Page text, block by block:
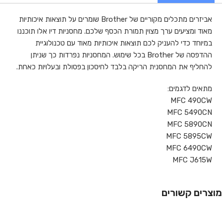
אביזרים מתכלים מקוריים של Brother שומרים על תוצאות איכותיות
מאוד ומציעים ערך מצוין תמורת הכסף שלכם. מחסניות דיו אלו תוכננו
במיוחד כדי להעניק לכם תוצאות איכותיות מאוד עם טכנולוגיית
ההדפסה של Brother בכל שימוש. המחסניות נפרדות כך שניתן
להחליף את המחסנית הריקה בלבד לחיסכון בפסולת ובעלויות כאחת.
מתאים לדגמים:
MFC 490CW
MFC 5490CN
MFC 5890CN
MFC 5895CW
MFC 6490CW
MFC J615W
מוצרים קשורים